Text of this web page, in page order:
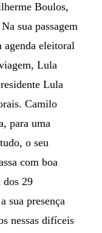
Boulos,
sua passagem
agenda eleitoral
Lula
Lula
Camilo
para uma
o seu
com boa
dos 29
sua presença
nessas difíceis